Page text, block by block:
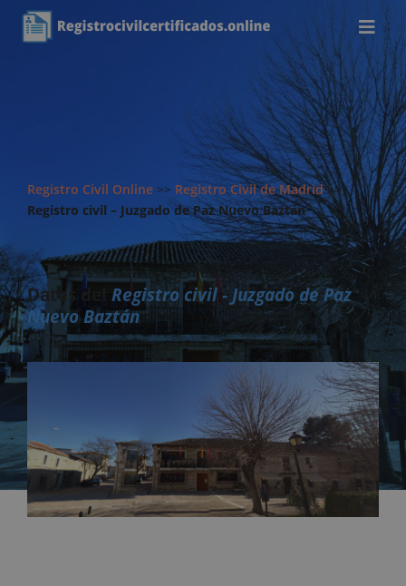
Registro Civil Online >> Registro Civil de Madrid>>
Registro civil – Juzgado de Paz Nuevo Baztán
Datos del Registro civil - Juzgado de Paz
Nuevo Baztán